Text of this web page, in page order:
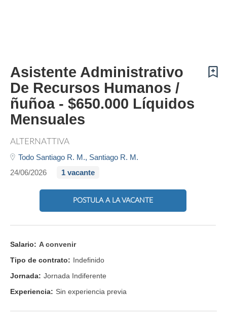
Asistente Administrativo
De Recursos Humanos /
ñuñoa - $650.000 Líquidos
Mensuales
ALTERNATTIVA
Todo Santiago R. M., Santiago R. M.
24/06/2026
1 vacante
POSTULA A LA VACANTE
Salario: A convenir
Tipo de contrato: Indefinido
Jornada: Jornada Indiferente
Experiencia: Sin experiencia previa